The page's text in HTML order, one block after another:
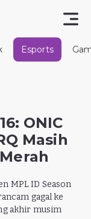
Esports
ONIC
Masih
MPL ID Season
gagal ke
akhir musim